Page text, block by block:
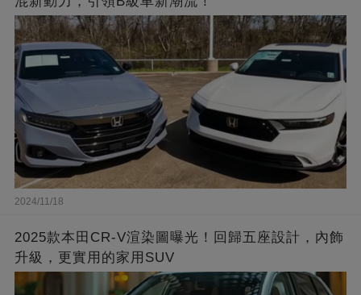
2024/11/18
2025款本田CR-V渲染圖曝光！回歸五座設計，內飾
升級，更實用的家用SUV